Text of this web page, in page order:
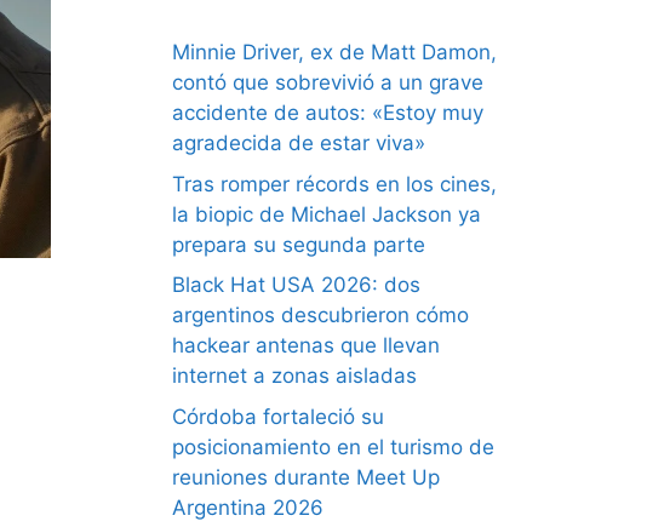
Minnie Driver, ex de Matt Damon,
contó que sobrevivió a un grave
accidente de autos: «Estoy muy
agradecida de estar viva»
Tras romper récords en los cines,
la biopic de Michael Jackson ya
prepara su segunda parte
Black Hat USA 2026: dos
argentinos descubrieron cómo
hackear antenas que llevan
internet a zonas aisladas
Córdoba fortaleció su
posicionamiento en el turismo de
reuniones durante Meet Up
Argentina 2026